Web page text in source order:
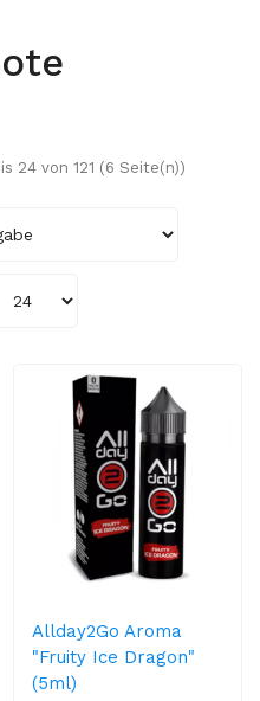
24 von 121 (6 Seite(n))
Allday2Go Aroma
"Fruity Ice Dragon"
(5ml)